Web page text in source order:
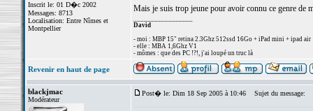
Inscrit le: 01 D�c 2002
Messages: 8713
Localisation: Entre Nîmes et
Montpellier
Mais je suis trop jeune pour avoir connu ce genre de
David
- moi : MBP 15" retina 2.3Ghz 512ssd 16Go + iPad mini + ipad air
- elle : MBA 1,6Ghz V1
- mômes : que des PC !?!, j'ai loupé un truc là
Revenir en haut de page
blackjmac
Modérateur
Post� le: Dim 18 Sep 2005 à 10:46 Sujet du message: